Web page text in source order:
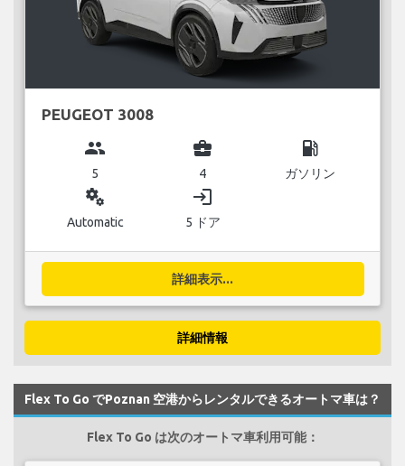
PEUGEOT 3008
group
5
business_center
4
local_gas_station
ガソリン
miscellaneous_services
Automatic
login
5 ドア
詳細表示...
詳細情報
Flex To Go でPoznan 空港からレンタルできるオートマ車は？
Flex To Go は次のオートマ車利用可能：